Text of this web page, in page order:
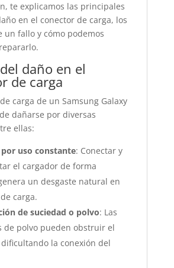
te explicamos las principales
en el conector de carga, los
un fallo y cómo podemos
daño en el
de carga
carga de un Samsung Galaxy
dañarse por diversas
ellas:
por uso constante: Conectar y
el cargador de forma
un desgaste natural en
carga.
de suciedad o polvo: Las
de polvo pueden obstruir el
la conexión del